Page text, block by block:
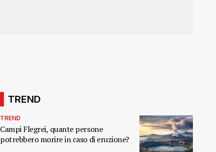
TREND
TREND
Campi Flegrei, quante persone
potrebbero morire in caso di eruzione?